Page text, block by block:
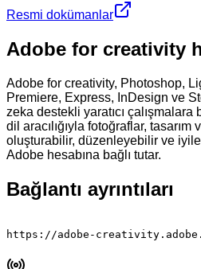
Resmi dokümanlar
Adobe for creativity
Adobe for creativity, Photoshop,
Premiere, Express, InDesign ve
zeka destekli yaratıcı çalışmalara
dil aracılığıyla fotoğraflar, tasarım
oluşturabilir, düzenleyebilir ve
Adobe hesabına bağlı tutar.
Bağlantı ayrıntıları
https://adobe-